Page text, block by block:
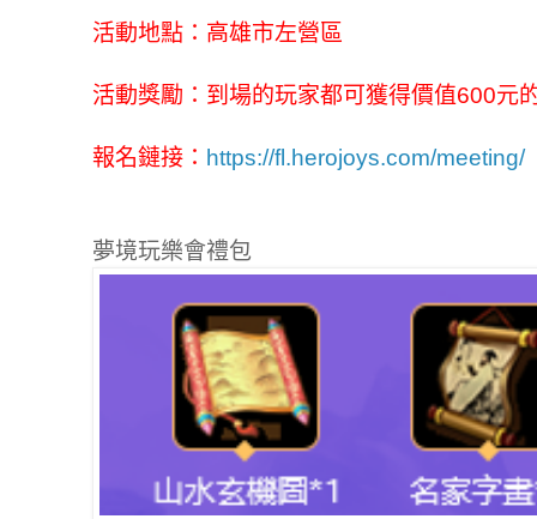
活動地點：高雄市左營區
活動獎勵：到場的玩家都可獲得價值600元
報名鏈接： https://fl.herojoys.com/meeting/
夢境玩樂會禮包